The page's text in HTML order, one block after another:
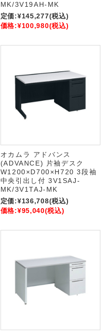
MK/3V19AH-MK
定価:¥145,277(税込)
価格:¥100,980(税込)
オカムラ アドバンス
(ADVANCE) 片袖デスク
W1200×D700×H720 3段袖
中央引出し付 3V1SAJ-
MK/3V1TAJ-MK
定価:¥136,708(税込)
価格:¥95,040(税込)